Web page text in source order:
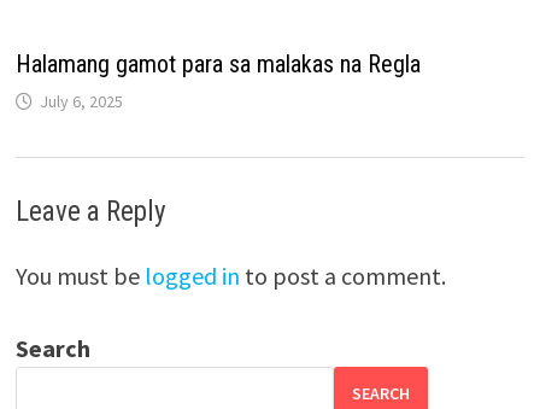
Halamang gamot para sa malakas na Regla
July 6, 2025
Leave a Reply
You must be logged in to post a comment.
Search
SEARCH